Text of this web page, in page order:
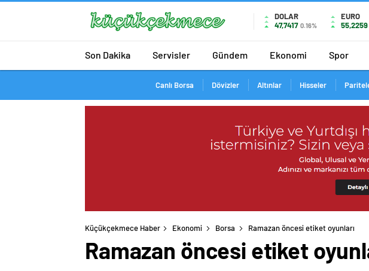
DOLAR
47,7417 0.16%
EURO
55,2259
Son Dakika Servisler Gündem Ekonomi Spor
Canlı Borsa Dövizler Altınlar Hisseler
Küçükçekmece Haber Ekonomi Borsa Ramazan öncesi etiket oyunları
Ramazan öncesi etiket